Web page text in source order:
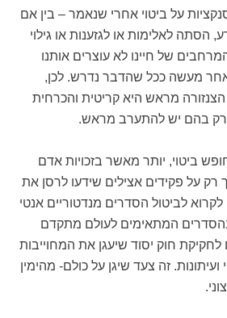
על ביטוי אחרי שנאמר – בין אם
הסתה לאלימות או לגזענות או גילוי
של חיינו לא עוצרים אותנו
מעשה ככל שהדבר נדרש. לכן,
מראש היא קריטית והכרחית
ורק בהם יש להתערב מראש.
ביטוי, יותר מאשר בזכויות אדם
על פקידים אצילים שידעו לרסן את
לביטול הסדרים מנדטוריים אנטי
המתאימים לעולם מתקדם
לחקיקת חוק יסוד שיעגן את המחוייבות
זה צעד שיגן על כולם- מהימין